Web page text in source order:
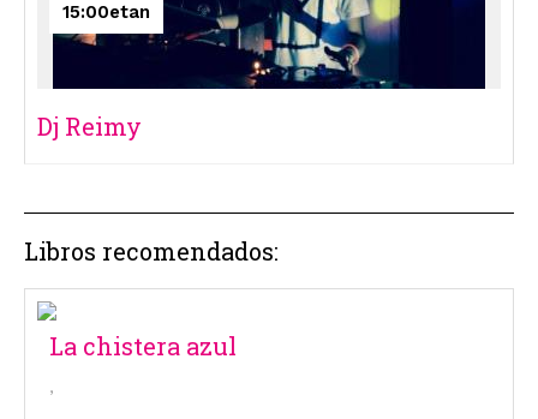
15:00etan
Dj Reimy
Libros recomendados:
La chistera azul
,